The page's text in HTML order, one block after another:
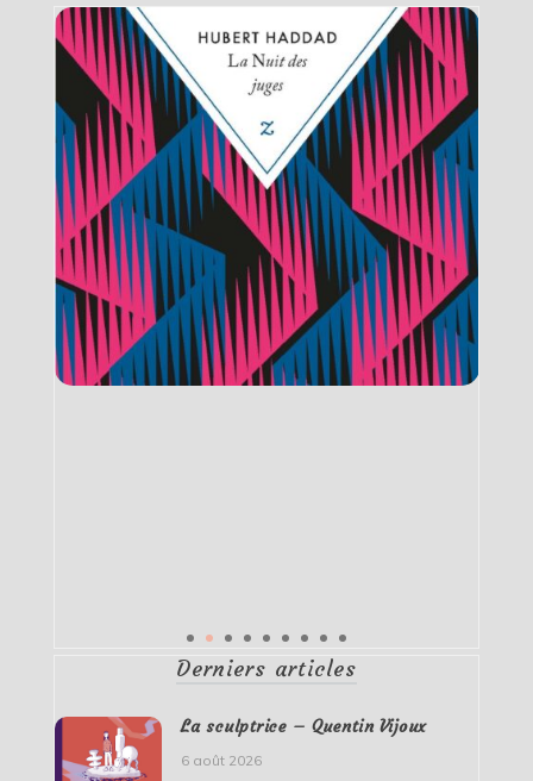
Derniers articles
La sculptrice – Quentin Vijoux
6 août 2026